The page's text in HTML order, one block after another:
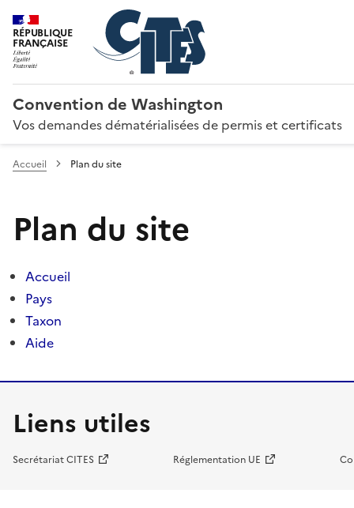
RÉPUBLIQUE
FRANÇAISE
Convention de Washington
Vos demandes dématérialisées de permis et certificats
Accueil Plan du site
Plan du site
Accueil
Pays
Taxon
Aide
Liens utiles
Secrétariat CITES Réglementation UE